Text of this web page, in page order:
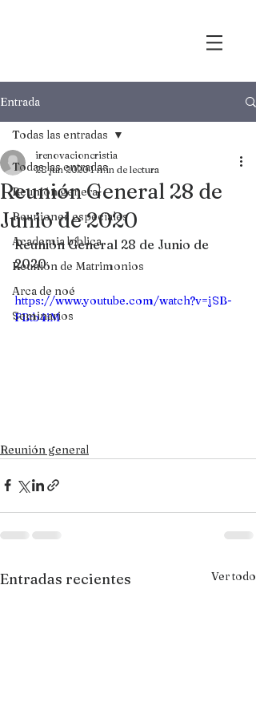
Entrada
Todas las entradas
Reunión general
Reuniones especiales
Academia bíblica
Reunión de Matrimonios
Arca de noé
Seminarios
Todas las entradas
Reunión General 28 de
Junio de 2020
irenovacioncristia
28 jun 2020 1 min de lectura
Reunión General 28 de Junio de
2020
https://www.youtube.com/watch?v=jSB-
FBtb4iM
Reunión general
Entradas recientes Ver todo